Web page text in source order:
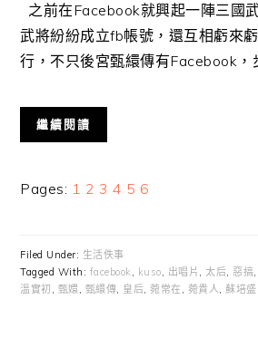
之前在Facebook就興起一陣三國
武將紛紛成立fb帳號，還互相虧來
行，不只後宮甄繯傳有Facebook，
繼續閱讀
Pages: Page
1 Page
2 Page
3 Page
4 Page
5 Page
6
Filed Under: 生活佚事
Tagged With: facebook, kuso, 出唱片 ,太后,惡搞
溫實初 , 甄嬛, 甄繯傳, 皇后,菀常在 , 菀貴人,蘇培盛